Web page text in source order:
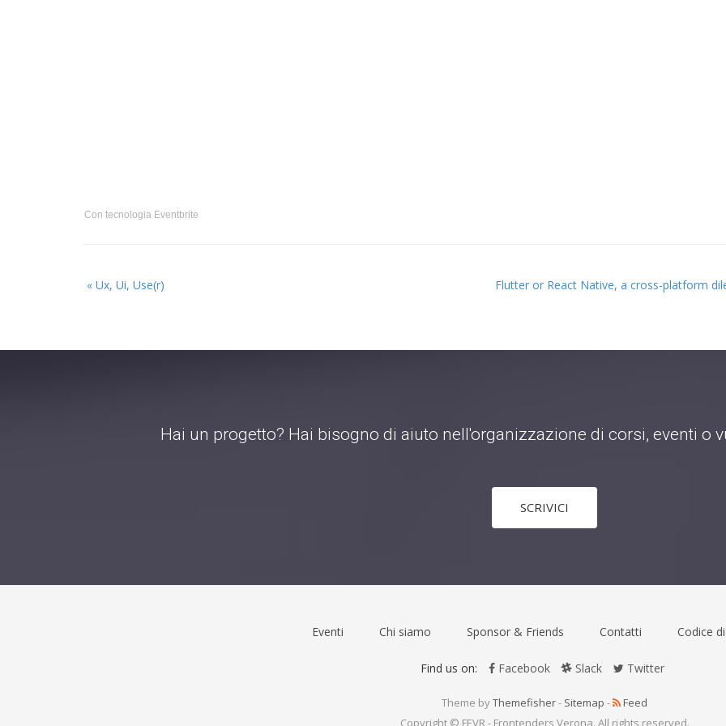
Con tecnologia Eventbrite
« Prossimo
Ux, Ui, Use(r)
Evento
Flutter or React Native, a cross-platform
Hai un progetto? Hai bisogno di aiuto nell'organizzazione di corsi, eventi o
SCRIVICI
Eventi Chi siamo Sponsor & Friends Contatti Codice
Find us on: Facebook Slack Twitter
Theme byThemefisher- Sitemap -
Feed
Copyright © FEVR - Frontenders Verona. All rights reserved.